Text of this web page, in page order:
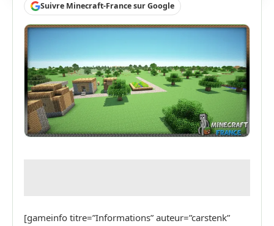
Suivre Minecraft-France sur Google
[gameinfo titre=”Informations” auteur=”carstenk”